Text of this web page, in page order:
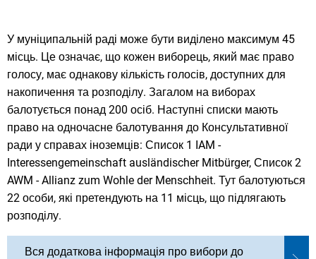
У муніципальній раді може бути виділено максимум 45
місць. Це означає, що кожен виборець, який має право
голосу, має однакову кількість голосів, доступних для
накопичення та розподілу. Загалом на виборах
балотується понад 200 осіб. Наступні списки мають
право на одночасне балотування до Консультативної
ради у справах іноземців: Список 1 IAM -
Interessengemeinschaft ausländischer Mitbürger, Список 2
AWM - Allianz zum Wohle der Menschheit. Тут балотуються
22 особи, які претендують на 11 місць, що підлягають
розподілу.
Вся додаткова інформація про вибори до